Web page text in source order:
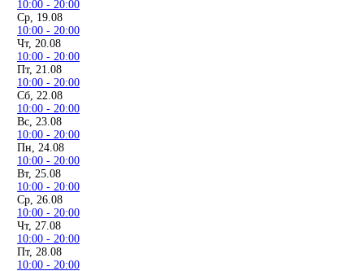
10:00 - 20:00
Ср, 19.08
10:00 - 20:00
Чт, 20.08
10:00 - 20:00
Пт, 21.08
10:00 - 20:00
Сб, 22.08
10:00 - 20:00
Вс, 23.08
10:00 - 20:00
Пн, 24.08
10:00 - 20:00
Вт, 25.08
10:00 - 20:00
Ср, 26.08
10:00 - 20:00
Чт, 27.08
10:00 - 20:00
Пт, 28.08
10:00 - 20:00